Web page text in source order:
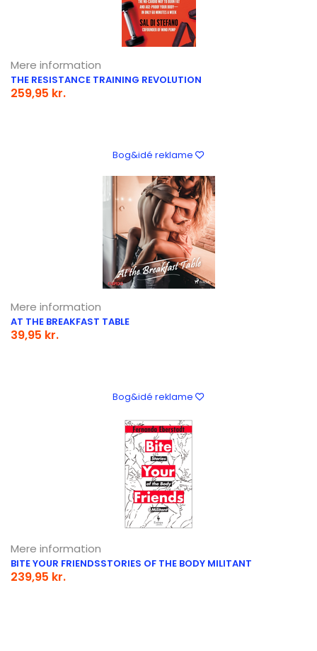
Mere information
THE RESISTANCE TRAINING REVOLUTION
259,95 kr.
Bog&idé reklame
Mere information
AT THE BREAKFAST TABLE
39,95 kr.
Bog&idé reklame
Mere information
BITE YOUR FRIENDSSTORIES OF THE BODY MILITANT
239,95 kr.